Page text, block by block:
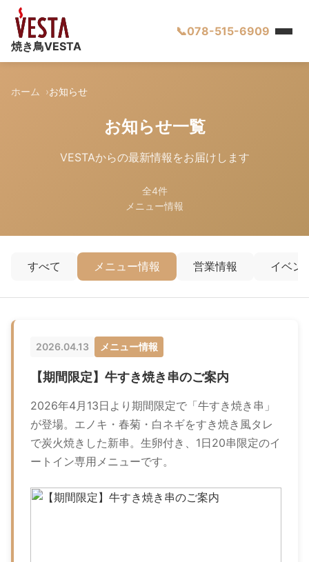
焼き鳥VESTA
📞078-515-6909
ホーム お知らせ
お知らせ一覧
VESTAからの最新情報をお届けします
全4件
メニュー情報
すべて メニュー情報 営業情報 イベン
2026.04.13 メニュー情報
【期間限定】牛すき焼き串のご案内
2026年4月13日より期間限定で「牛すき焼き串」
が登場。エノキ・春菊・白ネギをすき焼き風タレ
で炭火焼きした新串。生卵付き、1日20串限定のイ
ートイン専用メニューです。